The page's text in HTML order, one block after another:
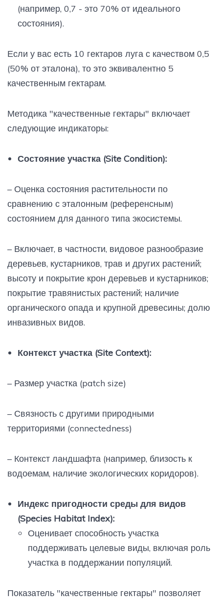
(например, 0,7 - это 70% от идеального
состояния).
Если у вас есть 10 гектаров луга с качеством 0,5
(50% от эталона), то это эквивалентно 5
качественным гектарам.
Методика "качественные гектары" включает
следующие индикаторы:
Состояние участка (Site Condition):
– Оценка состояния растительности по
сравнению с эталонным (референсным)
состоянием для данного типа экосистемы.
– Включает, в частности, видовое разнообразие
деревьев, кустарников, трав и других растений;
высоту и покрытие крон деревьев и кустарников;
покрытие травянистых растений; наличие
органического опада и крупной древесины; долю
инвазивных видов.
Контекст участка (Site Context):
– Размер участка (patch size)
– Связность с другими природными
территориями (connectedness)
– Контекст ландшафта (например, близость к
водоемам, наличие экологических коридоров).
Индекс пригодности среды для видов
(Species Habitat Index):
Оценивает способность участка
поддерживать целевые виды, включая роль
участка в поддержании популяций.
Показатель "качественные гектары" позволяет